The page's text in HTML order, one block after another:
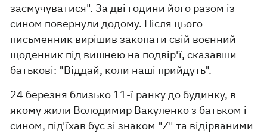
засмучуватися". За дві години його разом із
сином повернули додому. Після цього
письменник вирішив закопати свій воєнний
щоденник під вишнею на подвір'ї, сказавши
батькові: "Віддай, коли наші прийдуть".
24 березня близько 11-ї ранку до будинку, в
якому жили Володимир Вакуленко з батьком і
сином, під'їхав бус зі знаком "Z" та відірваними